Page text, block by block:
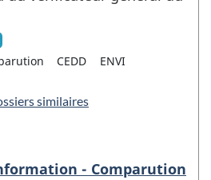
CEDD ENVI
similaires
- Comparution